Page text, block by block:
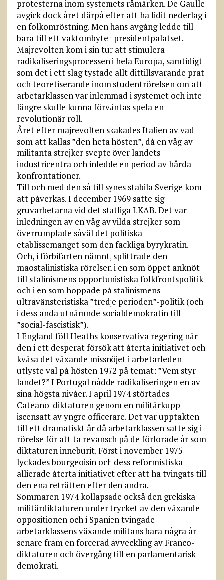
protesterna inom systemets råmärken. De Gaulle
avgick dock året därpå efter att ha lidit nederlag i
en folkomröstning. Men hans avgång ledde till
bara till ett vaktombyte i presidentpalatset.
Majrevolten kom i sin tur att stimulera
radikaliseringsprocessen i hela Europa, samtidigt
som det i ett slag tystade allt dittillsvarande prat
och teoretiserande inom studentrörelsen om att
arbetarklassen var inlemmad i systemet och inte
längre skulle kunna förväntas spela en
revolutionär roll.
Året efter majrevolten skakades Italien av vad
som att kallas ”den heta hösten”, då en våg av
militanta strejker svepte över landets
industricentra och inledde en period av hårda
konfrontationer.
Till och med den så till synes stabila Sverige kom
att påverkas. I december 1969 satte sig
gruvarbetarna vid det statliga LKAB. Det var
inledningen av en våg av vilda strejker som
överrumplade såväl det politiska
etablissemanget som den fackliga byrykratin.
Och, i förbifarten nämnt, splittrade den
maostalinistiska rörelsen i en som öppet anknöt
till stalinismens opportunistiska folkfrontspolitik
och i en som hoppade på stalinismens
ultravänsteristiska ”tredje perioden”-politik (och
i dess anda utnämnde socialdemokratin till
”social-fascistisk”).
I England föll Heaths konservativa regering när
den i ett desperat försök att återta initiativet och
kväsa det växande missnöjet i arbetarleden
utlyste val på hösten 1972 på temat: ”Vem styr
landet?” I Portugal nådde radikaliseringen en av
sina högsta nivåer. I april 1974 störtades
Cateano-diktaturen genom en militärkupp
iscensatt av yngre officerare. Det var upptakten
till ett dramatiskt år då arbetarklassen satte sig i
rörelse för att ta revansch på de förlorade år som
diktaturen inneburit. Först i november 1975
lyckades bourgeoisin och dess reformistiska
allierade återta initiativet efter att ha tvingats till
den ena reträtten efter den andra.
Sommaren 1974 kollapsade också den grekiska
militärdiktaturen under trycket av den växande
oppositionen och i Spanien tvingade
arbetarklassens växande militans bara några år
senare fram en forcerad avveckling av Franco-
diktaturen och övergång till en parlamentarisk
demokrati.